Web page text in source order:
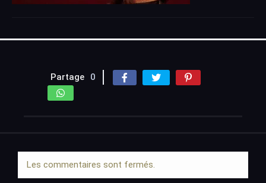
Partage 0
Les commentaires sont fermés.